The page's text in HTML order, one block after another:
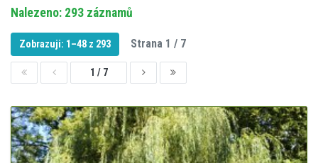
Nalezeno: 293 záznamů
Zobrazuji: 1–48 z 293 Strana 1 / 7
1 / 7